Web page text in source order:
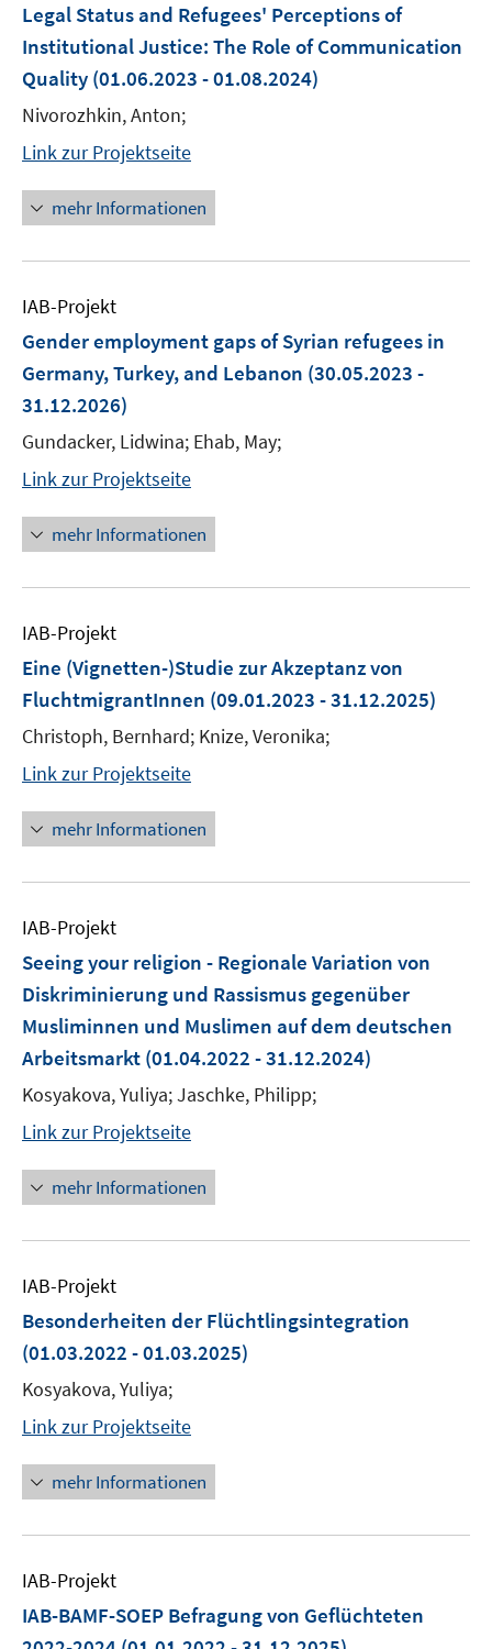
Legal Status and Refugees' Perceptions of
Institutional Justice: The Role of Communication
Quality (01.06.2023 - 01.08.2024)
Nivorozhkin, Anton;
Link zur Projektseite
mehr Informationen
IAB-Projekt
Gender employment gaps of Syrian refugees in
Germany, Turkey, and Lebanon (30.05.2023 -
31.12.2026)
Gundacker, Lidwina; Ehab, May;
Link zur Projektseite
mehr Informationen
IAB-Projekt
Eine (Vignetten-)Studie zur Akzeptanz von
FluchtmigrantInnen (09.01.2023 - 31.12.2025)
Christoph, Bernhard; Knize, Veronika;
Link zur Projektseite
mehr Informationen
IAB-Projekt
Seeing your religion - Regionale Variation von
Diskriminierung und Rassismus gegenüber
Musliminnen und Muslimen auf dem deutschen
Arbeitsmarkt (01.04.2022 - 31.12.2024)
Kosyakova, Yuliya; Jaschke, Philipp;
Link zur Projektseite
mehr Informationen
IAB-Projekt
Besonderheiten der Flüchtlingsintegration
(01.03.2022 - 01.03.2025)
Kosyakova, Yuliya;
Link zur Projektseite
mehr Informationen
IAB-Projekt
IAB-BAMF-SOEP Befragung von Geflüchteten